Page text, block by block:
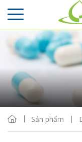
Sản phẩm
Sắp xếp
Hiển thị